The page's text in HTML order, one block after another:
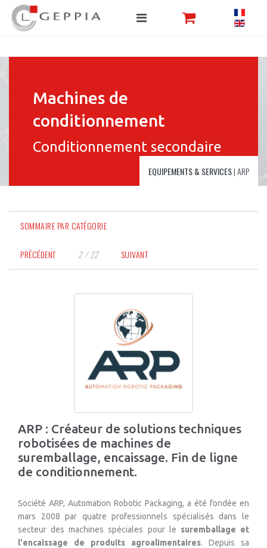
Machines de
conditionnement
Conditionnement secondaire
EQUIPEMENTS & SERVICES|ARP
SOMMAIRE PAR CATÉGORIE
PRÉCÉDENT 2 / 22 SUIVANT
ARP : Créateur de solutions techniques
robotisées de machines de
suremballage, encaissage. Fin de ligne
de conditionnement.
Société ARP, Automation Robotic Packaging, a été fondée en
mars 2008 par quatre professionnels spécialisés dans le
secteur des machines spéciales pour le suremballage et
l'encaissage de produits agroalimentaires. Depuis sa